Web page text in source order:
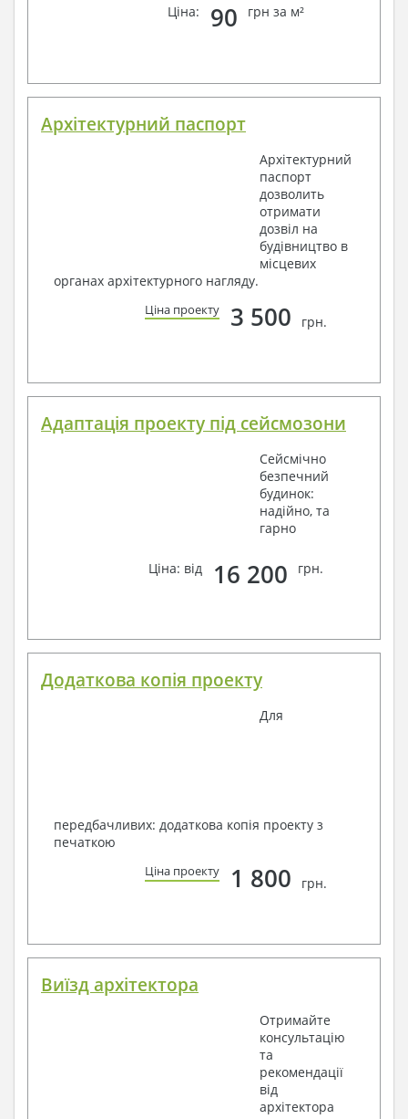
Ціна: 90 грн за м²
Архітектурний паспорт
Архітектурний
паспорт
дозволить
отримати
дозвіл на
будівництво в
місцевих
органах архітектурного нагляду.
Ціна проекту 3 500 грн.
Адаптація проекту під сейсмозони
Сейсмічно
безпечний
будинок:
надійно, та
гарно
Ціна: від 16 200 грн.
Додаткова копія проекту
Для
передбачливих: додаткова копія проекту з
печаткою
Ціна проекту 1 800 грн.
Виїзд архітектора
Отримайте
консультацію
та
рекомендації
від
архітектора